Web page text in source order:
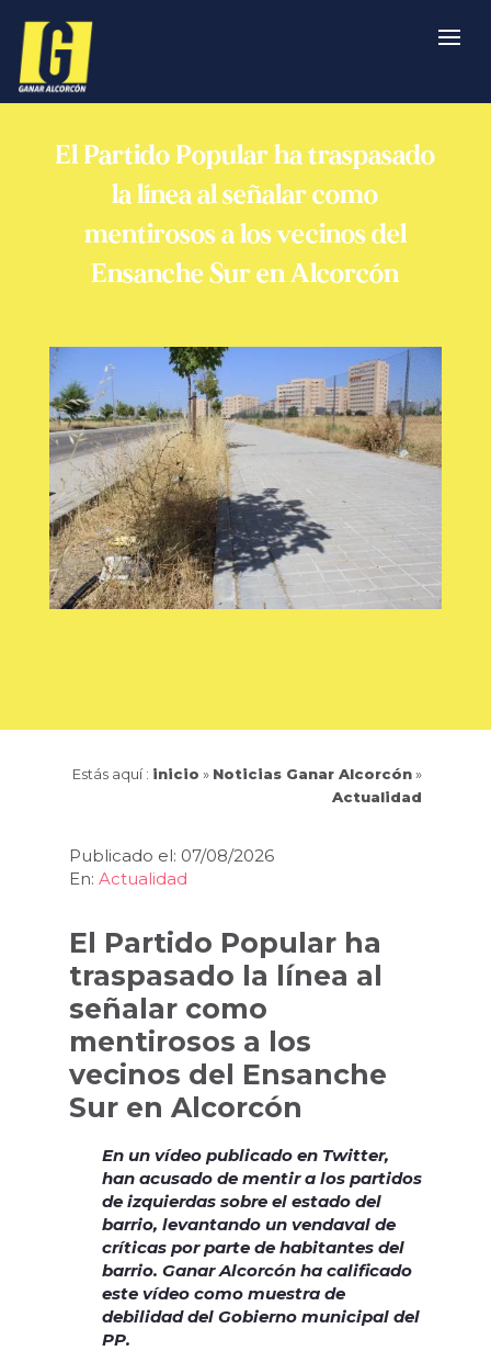
El Partido Popular ha traspasado
la línea al señalar como
mentirosos a los vecinos del
Ensanche Sur en Alcorcón
Estás aquí : inicio » Noticias Ganar Alcorcón»
Actualidad
Publicado el: 07/08/2026
En: Actualidad
El Partido Popular ha
traspasado la línea al
señalar como
mentirosos a los
vecinos del Ensanche
Sur en Alcorcón
En un vídeo publicado en Twitter,
han acusado de mentir a los partidos
de izquierdas sobre el estado del
barrio, levantando un vendaval de
críticas por parte de habitantes del
barrio. Ganar Alcorcón ha calificado
este vídeo como muestra de
debilidad del Gobierno municipal del
PP.